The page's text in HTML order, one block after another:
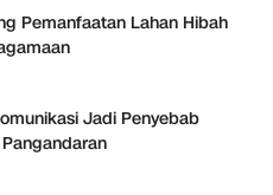
Pemanfaatan Lahan Hibah
Jadi Penyebab